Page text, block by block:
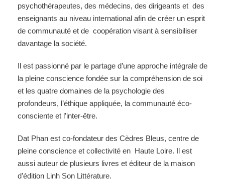
psychothérapeutes, des médecins, des dirigeants et des
enseignants au niveau international afin de créer un esprit
de communauté et de coopération visant à sensibiliser
davantage la société.
Il est passionné par le partage d’une approche intégrale de
la pleine conscience fondée sur la compréhension de soi
et les quatre domaines de la psychologie des
profondeurs, l’éthique appliquée, la communauté éco-
consciente et l’inter-être.
Dat Phan est co-fondateur des Cèdres Bleus, centre de
pleine conscience et collectivité en Haute Loire. Il est
aussi auteur de plusieurs livres et éditeur de la maison
d’édition Linh Son Littérature.